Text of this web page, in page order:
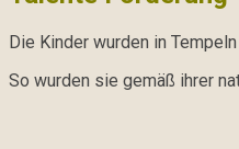
Die Kinder wurden in
So wurden sie gemäß ihrer